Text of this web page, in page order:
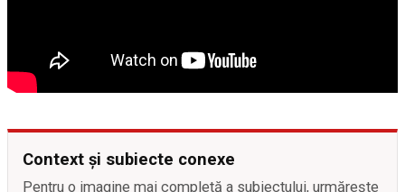
Context și subiecte conexe
Pentru o imagine mai completă a subiectului, urmărește